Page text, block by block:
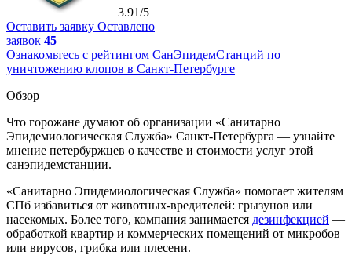
3.91/5
Оставить заявку Оставлено
заявок 45
Ознакомьтесь с рейтингом СанЭпидемСтанций по
уничтожению клопов в Санкт-Петербурге
Обзор
Что горожане думают об организации «Санитарно
Эпидемиологическая Служба» Санкт-Петербурга — узнайте
мнение петербуржцев о качестве и стоимости услуг этой
санэпидемстанции.
«Санитарно Эпидемиологическая Служба» помогает жителям
СПб избавиться от животных-вредителей: грызунов или
насекомых. Более того, компания занимается дезинфекцией —
обработкой квартир и коммерческих помещений от микробов
или вирусов, грибка или плесени.